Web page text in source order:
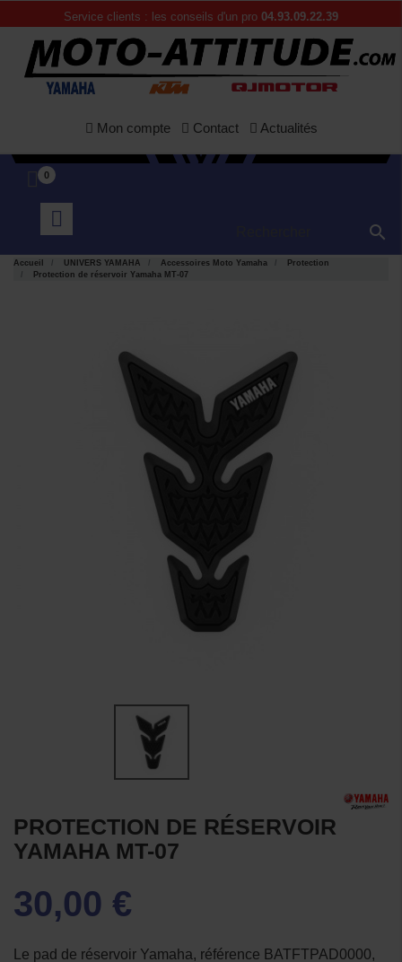
Service clients : les conseils d'un pro 04.93.09.22.39
Mon compte Contact Actualités
0

Accueil UNIVERS YAMAHA Accessoires Moto Yamaha
Protection
Protection de réservoir Yamaha MT-07
PROTECTION DE RÉSERVOIR
YAMAHA MT-07
30,00 €
Le pad de réservoir Yamaha, référence BATFTPAD0000,